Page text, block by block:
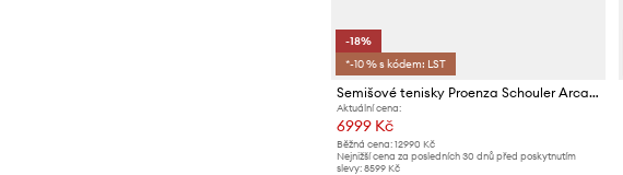
-18%
*-10 % s kódem: LST
Semišové tenisky Proenza Schouler Arcadia
Aktuální cena:
6999 Kč
Běžná cena: 12990 Kč
Nejnižší cena za posledních 30 dnů před poskytnutím
slevy: 8599 Kč